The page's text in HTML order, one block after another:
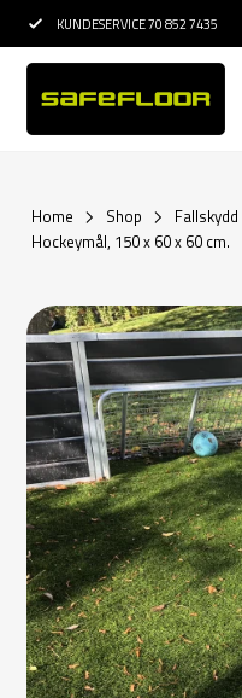
KUNDESERVICE 70 852 7435
Home Shop
Hockeymål, 150 x 60 x 60 cm.